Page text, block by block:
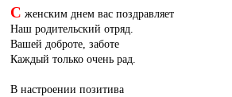
С женским днем вас поздравляет
Наш родительский отряд.
Вашей доброте, заботе
Каждый только очень рад.
В настроении позитива